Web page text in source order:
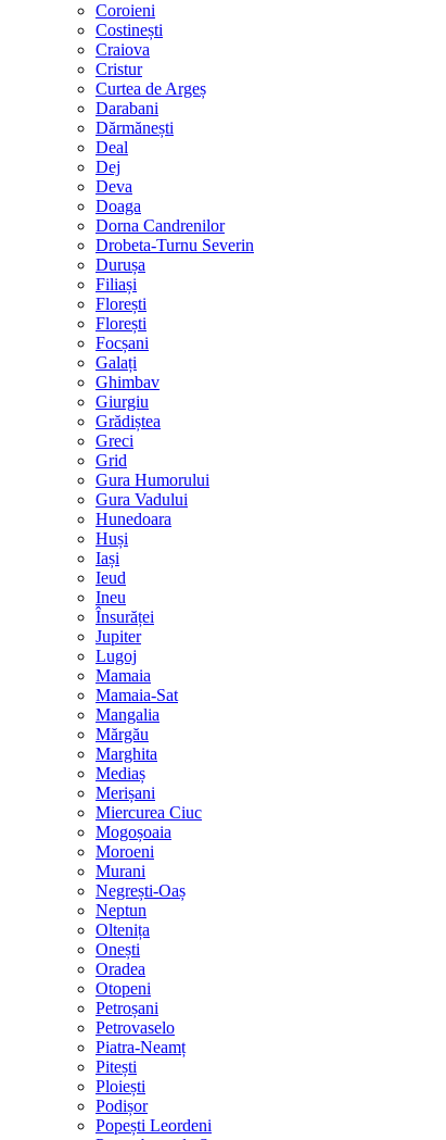
Coroieni
Costinești
Craiova
Cristur
Curtea de Argeș
Darabani
Dărmănești
Deal
Dej
Deva
Doaga
Dorna Candrenilor
Drobeta-Turnu Severin
Durușa
Filiași
Florești
Florești
Focșani
Galați
Ghimbav
Giurgiu
Grădiștea
Greci
Grid
Gura Humorului
Gura Vadului
Hunedoara
Huși
Iași
Ieud
Ineu
Însurăței
Jupiter
Lugoj
Mamaia
Mamaia-Sat
Mangalia
Mărgău
Marghita
Mediaș
Merișani
Miercurea Ciuc
Mogoșoaia
Moroeni
Murani
Negrești-Oaș
Neptun
Oltenița
Onești
Oradea
Otopeni
Petroșani
Petrovaselo
Piatra-Neamț
Pitești
Ploiești
Podișor
Popești Leordeni